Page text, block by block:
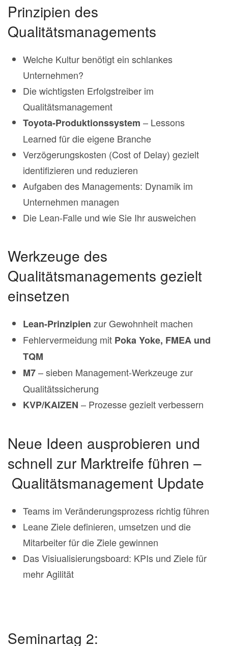
Prinzipien des
Qualitätsmanagements
Welche Kultur benötigt ein schlankes
Unternehmen?
Die wichtigsten Erfolgstreiber im
Qualitätsmanagement
Toyota-Produktionssystem – Lessons
Learned für die eigene Branche
Verzögerungskosten (Cost of Delay) gezielt
identifizieren und reduzieren
Aufgaben des Managements: Dynamik im
Unternehmen managen
Die Lean-Falle und wie Sie Ihr ausweichen
Werkzeuge des
Qualitätsmanagements gezielt
einsetzen
Lean-Prinzipien zur Gewohnheit machen
Fehlervermeidung mit Poka Yoke, FMEA und
TQM
M7– sieben Management-Werkzeuge zur
Qualitätssicherung
KVP/KAIZEN – Prozesse gezielt verbessern
Neue Ideen ausprobieren und
schnell zur Marktreife führen –
Qualitätsmanagement Update
Teams im Veränderungsprozess richtig führen
Leane Ziele definieren, umsetzen und die
Mitarbeiter für die Ziele gewinnen
Das Visiualisierungsboard: KPIs und Ziele für
mehr Agilität
Seminartag 2: